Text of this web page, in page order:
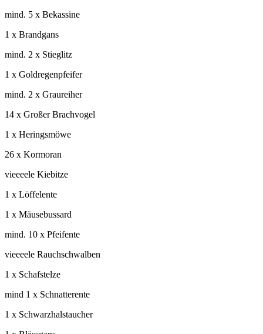
mind. 5 x Bekassine
1 x Brandgans
mind. 2 x Stieglitz
1 x Goldregenpfeifer
mind. 2 x Graureiher
14 x Großer Brachvogel
1 x Heringsmöwe
26 x Kormoran
vieeeele Kiebitze
1 x Löffelente
1 x Mäusebussard
mind. 10 x Pfeifente
vieeeele Rauchschwalben
1 x Schafstelze
mind 1 x Schnatterente
1 x Schwarzhalstaucher